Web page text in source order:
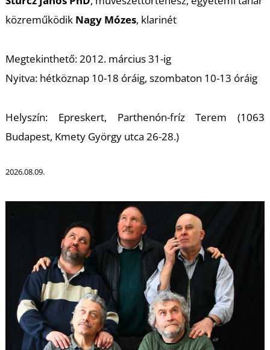
közreműködik Nagy Mózes, klarinét
Megtekinthető: 2012. március 31-ig
Nyitva: hétköznap 10-18 óráig, szombaton 10-13 óráig
Helyszín: Epreskert, Parthenón-fríz Terem (1063
Budapest, Kmety György utca 26-28.)
2026.08.09.